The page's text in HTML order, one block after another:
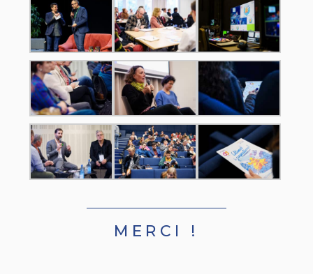
MERCI !